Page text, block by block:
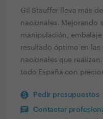
Gil Stauffer lleva más
nacionales. Mejorando
manipulación,
resultado óptimo en las
nacionales que
todo España con
Pedir presupuestos
Contactar